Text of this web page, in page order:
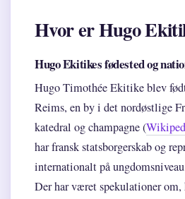
Hvor er Hugo
Hugo Ekitikes fødested og
Hugo Timothée Ekitike blev
Reims, en by i det nordøstlige
katedral og champagne (
har fransk statsborgerskab og
internationalt på
Der har været spekulationer